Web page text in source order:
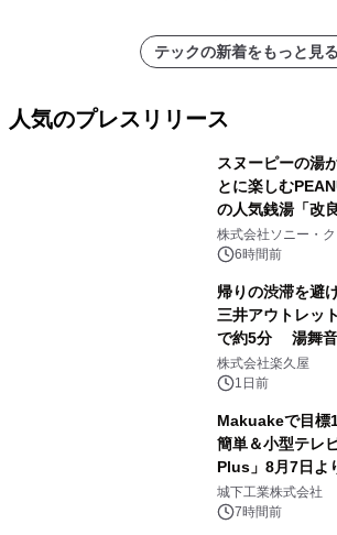
テックの新着をもっと見る
人気のプレスリリース
スヌーピーの湯
とに楽しむ
の人気銭湯「改
ラボレーション
ボグッズも発売決
株式会社ソニー・
6時間前
帰りの渋滞を避
三井アウトレッ
で約5分 湯舞音
メニューを提供
株式会社楽久屋
1日前
Makuakeで目標
簡単＆小型テレ
Plus」8月7日よ
ーブル1本つなぐ
ぐっと豊かに
城下工業株式会社
7時間前